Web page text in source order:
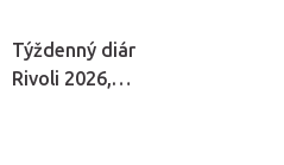
Týždenný diár
Rivoli 2026,